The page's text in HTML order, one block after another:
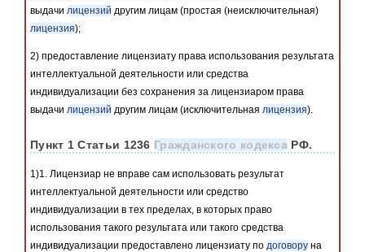
выдачи лицензий другим лицам (простая (неисключительная)
лицензия);
2) предоставление лицензиату права использования результата
интеллектуальной деятельности или средства
индивидуализации без сохранения за лицензиаром права
выдачи лицензий другим лицам (исключительная лицензия).
Пункт 1 Статьи 1236Гражданского кодекса РФ.
1)1. Лицензиар не вправе сам использовать результат
интеллектуальной деятельности или средство
индивидуализации в тех пределах, в которых право
использования такого результата или такого средства
индивидуализации предоставлено лицензиату по договору на